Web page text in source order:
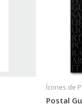
Ícones de
Postal